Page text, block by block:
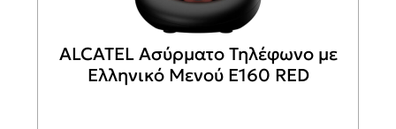
ALCATEL Ασύρματο Τηλέφωνο με
Ελληνικό Μενού E160 RED